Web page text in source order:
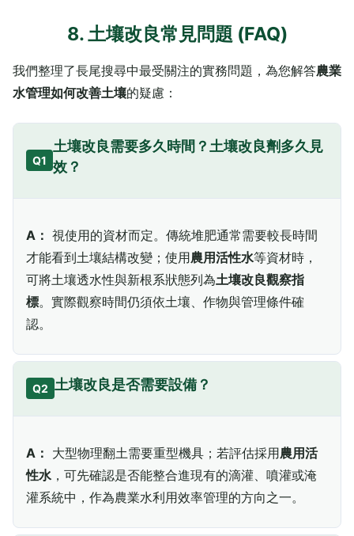
8. 土壤改良常見問題 (FAQ)
我們整理了長尾搜尋中最受關注的實務問題，為您解答農業
水管理如何改善土壤的疑慮：
Q1
土壤改良需要多久時間？土壤改良劑多久見
效？
A： 視使用的資材而定。傳統堆肥通常需要較長時間
才能看到土壤結構改變；使用農用活性水等資材時，
可將土壤透水性與新根系狀態列為土壤改良觀察指
標。實際觀察時間仍須依土壤、作物與管理條件確
認。
Q2 土壤改良是否需要設備？
A： 大型物理翻土需要重型機具；若評估採用農用活
性水 ，可先確認是否能整合進現有的滴灌、噴灌或淹
灌系統中，作為農業水利用效率管理的方向之一。